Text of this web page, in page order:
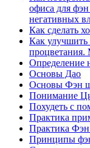
офиса для
негативных
Как сделать
Как улучшить
процветания.
Определение
Основы Дао
Основы Фэн
Понимание
Похудеть с
Практика
Практика
Принципы